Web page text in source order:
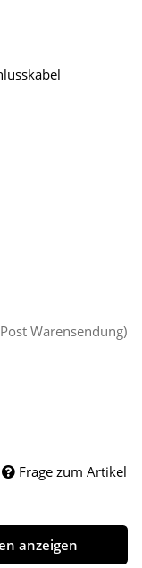
Warensendung)
Frage zum Artikel
anzeigen